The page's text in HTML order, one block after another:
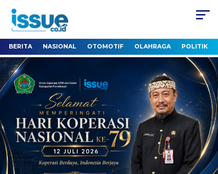
BERITA NASIONAL OTOMOTIF OLAHRAGA POLITIK